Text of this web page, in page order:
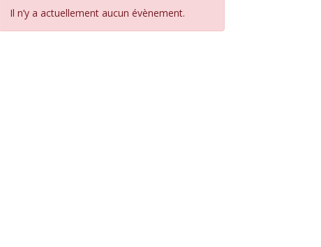
Il n’y a actuellement aucun évènement.